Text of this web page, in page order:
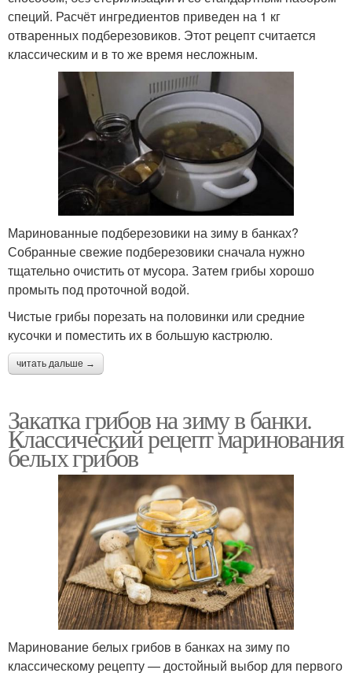
специй. Расчёт ингредиентов приведен на 1 кг
отваренных подберезовиков. Этот рецепт считается
классическим и в то же время несложным.
Маринованные подберезовики на зиму в банках?
Собранные свежие подберезовики сначала нужно
тщательно очистить от мусора. Затем грибы хорошо
промыть под проточной водой.
Чистые грибы порезать на половинки или средние
кусочки и поместить их в большую кастрюлю.
читать дальше →
Закатка грибов на зиму в банки.
Классический рецепт маринования
белых грибов
Маринование белых грибов в банках на зиму по
классическому рецепту — достойный выбор для первого